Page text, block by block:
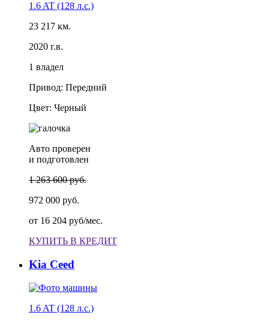
1.6 AT (128 л.с.)
23 217 км.
2020 г.в.
1 владел
Привод: Передний
Цвет: Черный
Авто проверен
и подготовлен
1 263 600 руб.
972 000 руб.
от 16 204 руб/мес.
КУПИТЬ В КРЕДИТ
Kia Ceed
1.6 AT (128 л.с.)